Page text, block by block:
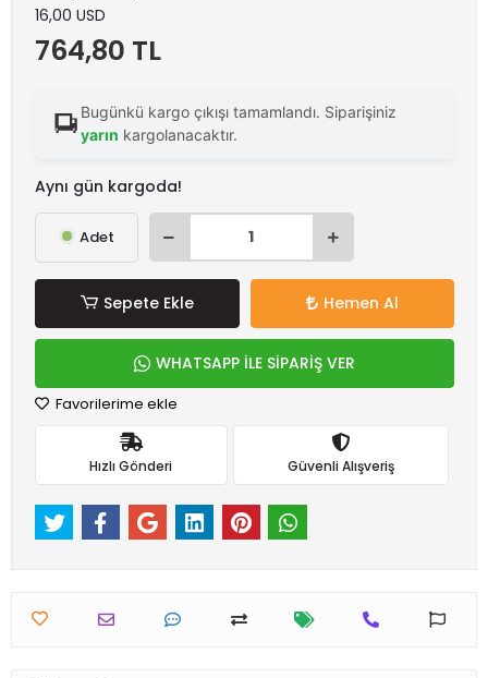
16,00 USD
764,80 TL
Bugünkü kargo çıkışı tamamlandı. Siparişiniz
yarın kargolanacaktır.
Aynı gün kargoda!
Adet
Sepete Ekle Hemen Al
WHATSAPP İLE SİPARİŞ VER
Favorilerime ekle
Hızlı Gönderi Güvenli Alışveriş